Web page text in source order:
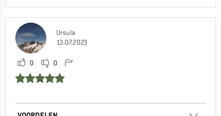
Ursula
13.07.2023
0 0